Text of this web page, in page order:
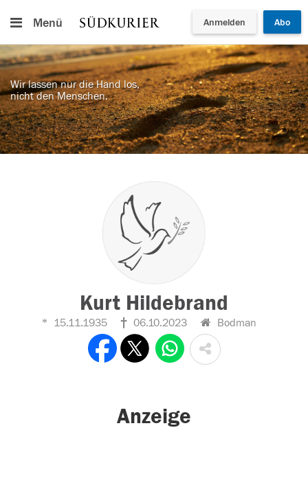
Menü Anmelden Abo
Wir lassen nur die Hand los,
nicht den Menschen.
Kurt Hildebrand
15.11.1935 06.10.2023 Bodman
Anzeige